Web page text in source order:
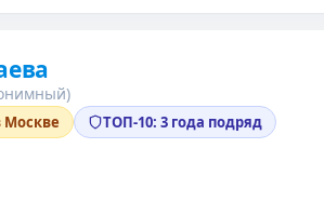
Москве
ТОП-10: 3 года подряд